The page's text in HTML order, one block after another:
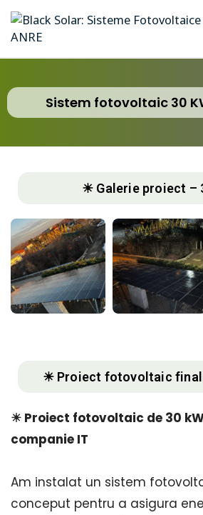
Sistem fotovoltaic 30
☀ Galerie proiect –
☀ Proiect fotovoltaic
☀ Proiect fotovoltaic de 30
companie IT
Am instalat un sistem
conceput pentru a asigura